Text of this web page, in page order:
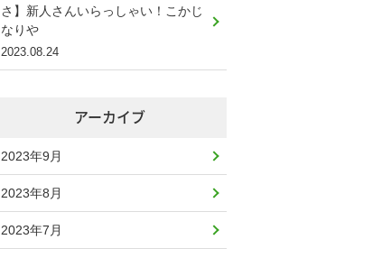
さ】新人さんいらっしゃい！こかじ
なりや
2023.08.24
アーカイブ
2023年9月
2023年8月
2023年7月